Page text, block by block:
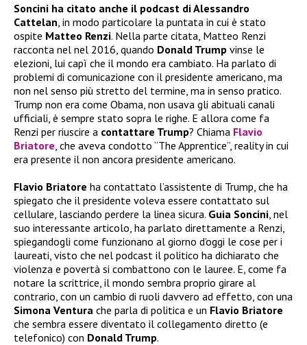
Soncini ha citato anche il podcast di Alessandro
Cattelan , in modo particolare la puntata in cui è stato
ospite Matteo Renzi. Nella parte citata, Matteo Renzi
racconta nel nel 2016, quando Donald Trump vinse le
elezioni, lui capì che il mondo era cambiato. Ha parlato di
problemi di comunicazione con il presidente americano, ma
non nel senso più stretto del termine, ma in senso pratico.
Trump non era come Obama, non usava gli abituali canali
ufficiali, è sempre stato sopra le righe. E allora come fa
Renzi per riuscire a contattare Trump? Chiama Flavio
Briatore , che aveva condotto “The Apprentice”, reality in cui
era presente il non ancora presidente americano.
Flavio Briatore ha contattato l’assistente di Trump, che ha
spiegato che il presidente voleva essere contattato sul
cellulare, lasciando perdere la linea sicura. Guia Soncini , nel
suo interessante articolo, ha parlato direttamente a Renzi,
spiegandogli come funzionano al giorno d’oggi le cose per i
laureati, visto che nel podcast il politico ha dichiarato che
violenza e povertà si combattono con le lauree. E, come fa
notare la scrittrice, il mondo sembra proprio girare al
contrario, con un cambio di ruoli davvero ad effetto, con una
Simona Ventura che parla di politica e un Flavio Briatore
che sembra essere diventato il collegamento diretto (e
telefonico) con Donald Trump.